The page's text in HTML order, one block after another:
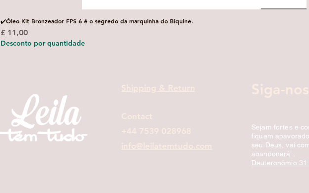
Visualização rápida
✔️Óleo Kit Bronzeador FPS 6 é o segredo da marquinha do Biquine.
Preço
£ 11,00
Desconto por quantidade
Sejam fortes e
fiquem
seu Deus, vai
abandonará".
Deuteronômio